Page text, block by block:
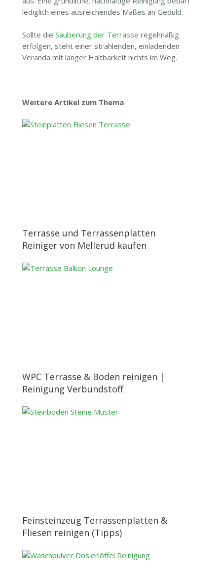
lediglich eines ausreichendes Maßes an Geduld.
Sollte die Säuberung der Terrasse regelmäßig
erfolgen, steht einer strahlenden, einladenden
Veranda mit langer Haltbarkeit nichts im Weg.
Weitere Artikel zum Thema
Terrasse und Terrassenplatten
Reiniger von Mellerud kaufen
WPC Terrasse & Boden reinigen |
Reinigung Verbundstoff
Feinsteinzeug Terrassenplatten &
Fliesen reinigen (Tipps)